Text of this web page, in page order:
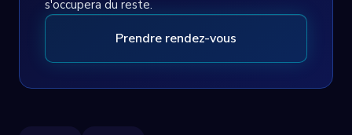
s'occupera du reste.
Prendre rendez-vous